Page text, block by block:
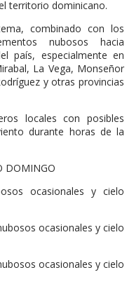
territorio dominicano.
combinado con los
nubosos hacia
país, especialmente en
La Vega, Monseñor
y otras provincias
locales con posibles
durante horas de la
DOMINGO
ocasionales y cielo
ocasionales y cielo
ocasionales y cielo